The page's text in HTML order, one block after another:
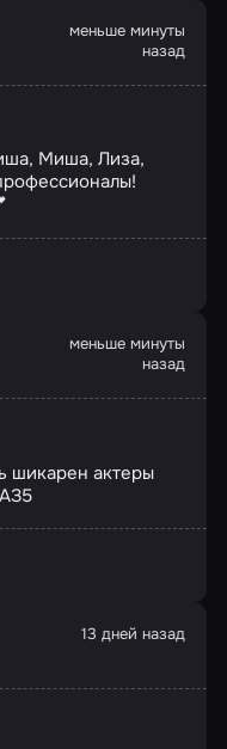
меньше минуты
назад
Миша, Лиза,
меньше минуты
назад
шикарен актеры
13 дней назад